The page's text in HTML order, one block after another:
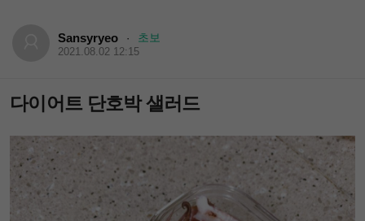
Sansyryeo · 초보
2021.08.02 12:15
다이어트 단호박 샐러드